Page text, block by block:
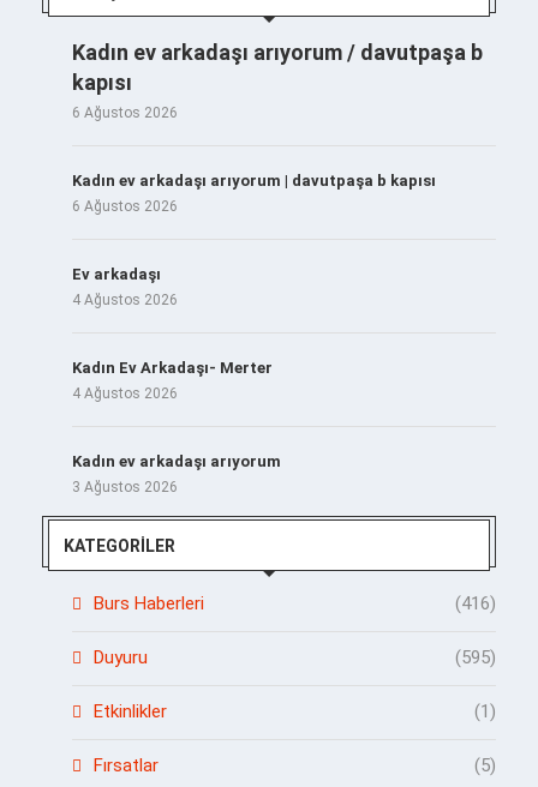
Kadın ev arkadaşı arıyorum / davutpaşa b
kapısı
6 Ağustos 2026
Kadın ev arkadaşı arıyorum | davutpaşa b kapısı
6 Ağustos 2026
Ev arkadaşı
4 Ağustos 2026
Kadın Ev Arkadaşı- Merter
4 Ağustos 2026
Kadın ev arkadaşı arıyorum
3 Ağustos 2026
KATEGORILER
Burs Haberleri (416)
Duyuru (595)
Etkinlikler (1)
Fırsatlar (5)